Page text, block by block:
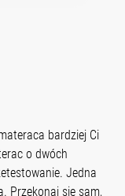
bardziej Ci
o dwóch
Jedna
Przekonaj się sam,